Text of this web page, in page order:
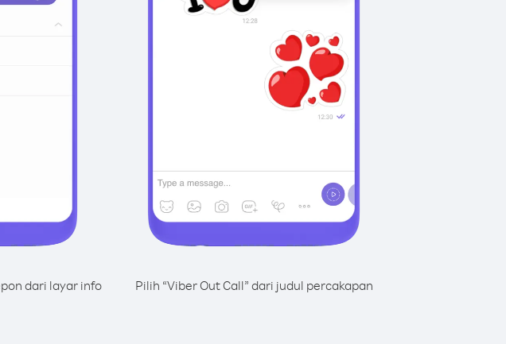
dari layar info
Pilih “Viber Out Call” dari judul percakapan